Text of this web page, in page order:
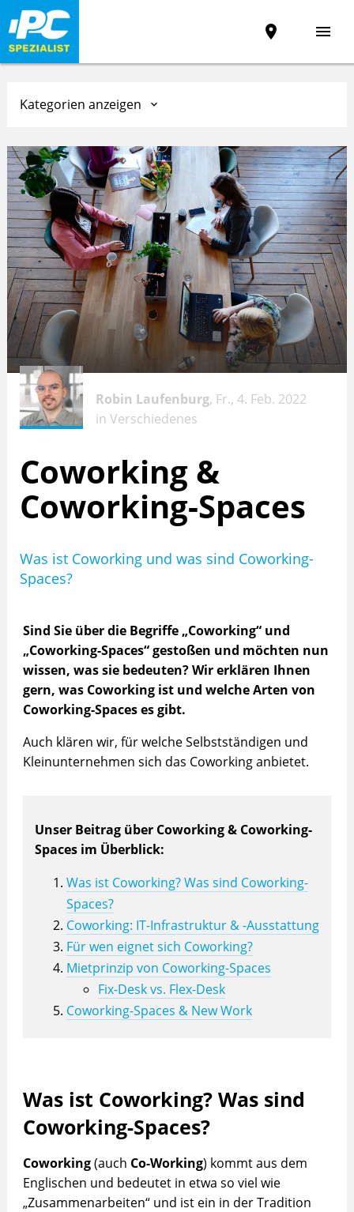
menu
place
Kategorien anzeigen
Robin Laufenburg, Fr., 4. Feb. 2022
in Verschiedenes
Coworking &
Coworking-Spaces
Was ist Coworking und was sind Coworking-
Spaces?
Sind Sie über die Begriffe „Coworking“ und
„Coworking-Spaces“ gestoßen und möchten nun
wissen, was sie bedeuten? Wir erklären Ihnen
gern, was Coworking ist und welche Arten von
Coworking-Spaces es gibt.
Auch klären wir, für welche Selbstständigen und
Kleinunternehmen sich das Coworking anbietet.
Unser Beitrag über Coworking & Coworking-
Spaces im Überblick:
Was ist Coworking? Was sind Coworking-
Spaces?
Coworking: IT-Infrastruktur & -Ausstattung
Für wen eignet sich Coworking?
Mietprinzip von Coworking-Spaces
Fix-Desk vs. Flex-Desk
Coworking-Spaces & New Work
Was ist Coworking? Was sind
Coworking-Spaces?
Coworking(auch Co-Working) kommt aus dem
Englischen und bedeutet in etwa so viel wie
„Zusammenarbeiten“ und ist ein in der Tradition